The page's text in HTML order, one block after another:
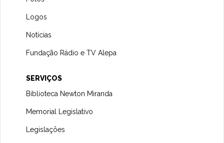
Logos
Notícias
Fundação Rádio e TV Alepa
SERVIÇOS
Biblioteca Newton Miranda
Memorial Legislativo
Legislações